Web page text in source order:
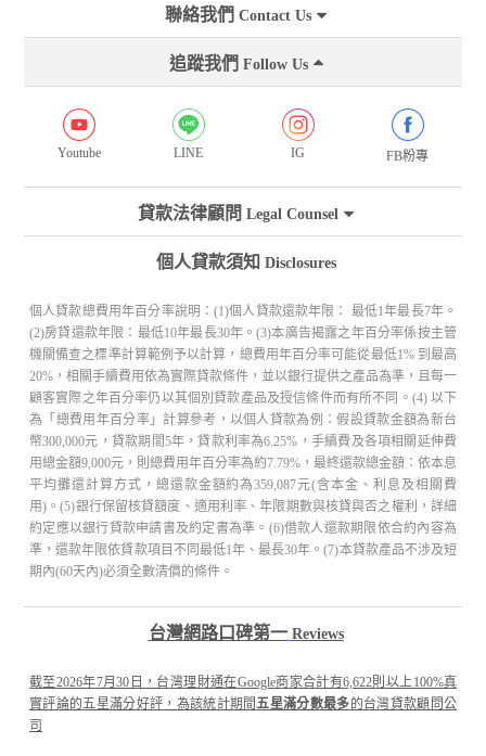
聯絡我們 Contact Us
追蹤我們 Follow Us
Youtube LINE IG FB粉專
貸款法律顧問 Legal Counsel
個人貸款須知 Disclosures
個人貸款總費用年百分率說明：(1)個人貸款還款年限： 最低1年最長7年。
(2)房貸還款年限：最低10年最長30年。(3)本廣告揭露之年百分率係按主管
機關備查之標準計算範例予以計算，總費用年百分率可能從最低1% 到最高
20%，相關手續費用依為實際貸款條件，並以銀行提供之產品為準，且每一
顧客實際之年百分率仍以其個別貸款產品及授信條件而有所不同。(4) 以下
為「總費用年百分率」計算參考，以個人貸款為例：假設貸款金額為新台
幣300,000元，貸款期間5年，貸款利率為6.25%，手續費及各項相關延伸費
用總金額9,000元，則總費用年百分率為約7.79%，最終還款總金額：依本息
平均攤還計算方式，總還款金額約為359,087元(含本金、利息及相關費
用)。(5)銀行保留核貸額度、適用利率、年限期數與核貸與否之權利，詳細
約定應以銀行貸款申請書及約定書為準。(6)借款人還款期限依合約內容為
準，還款年限依貸款項目不同最低1年、最長30年。(7)本貸款產品不涉及短
期內(60天內)必須全數清償的條件。
台灣網路口碑第一 Reviews
截至2026年7月30日，台灣理財通在Google商家合計有6,622則以上100%真
實評論的五星滿分好評，為該統計期間五星滿分數最多的台灣貸款顧問公
司